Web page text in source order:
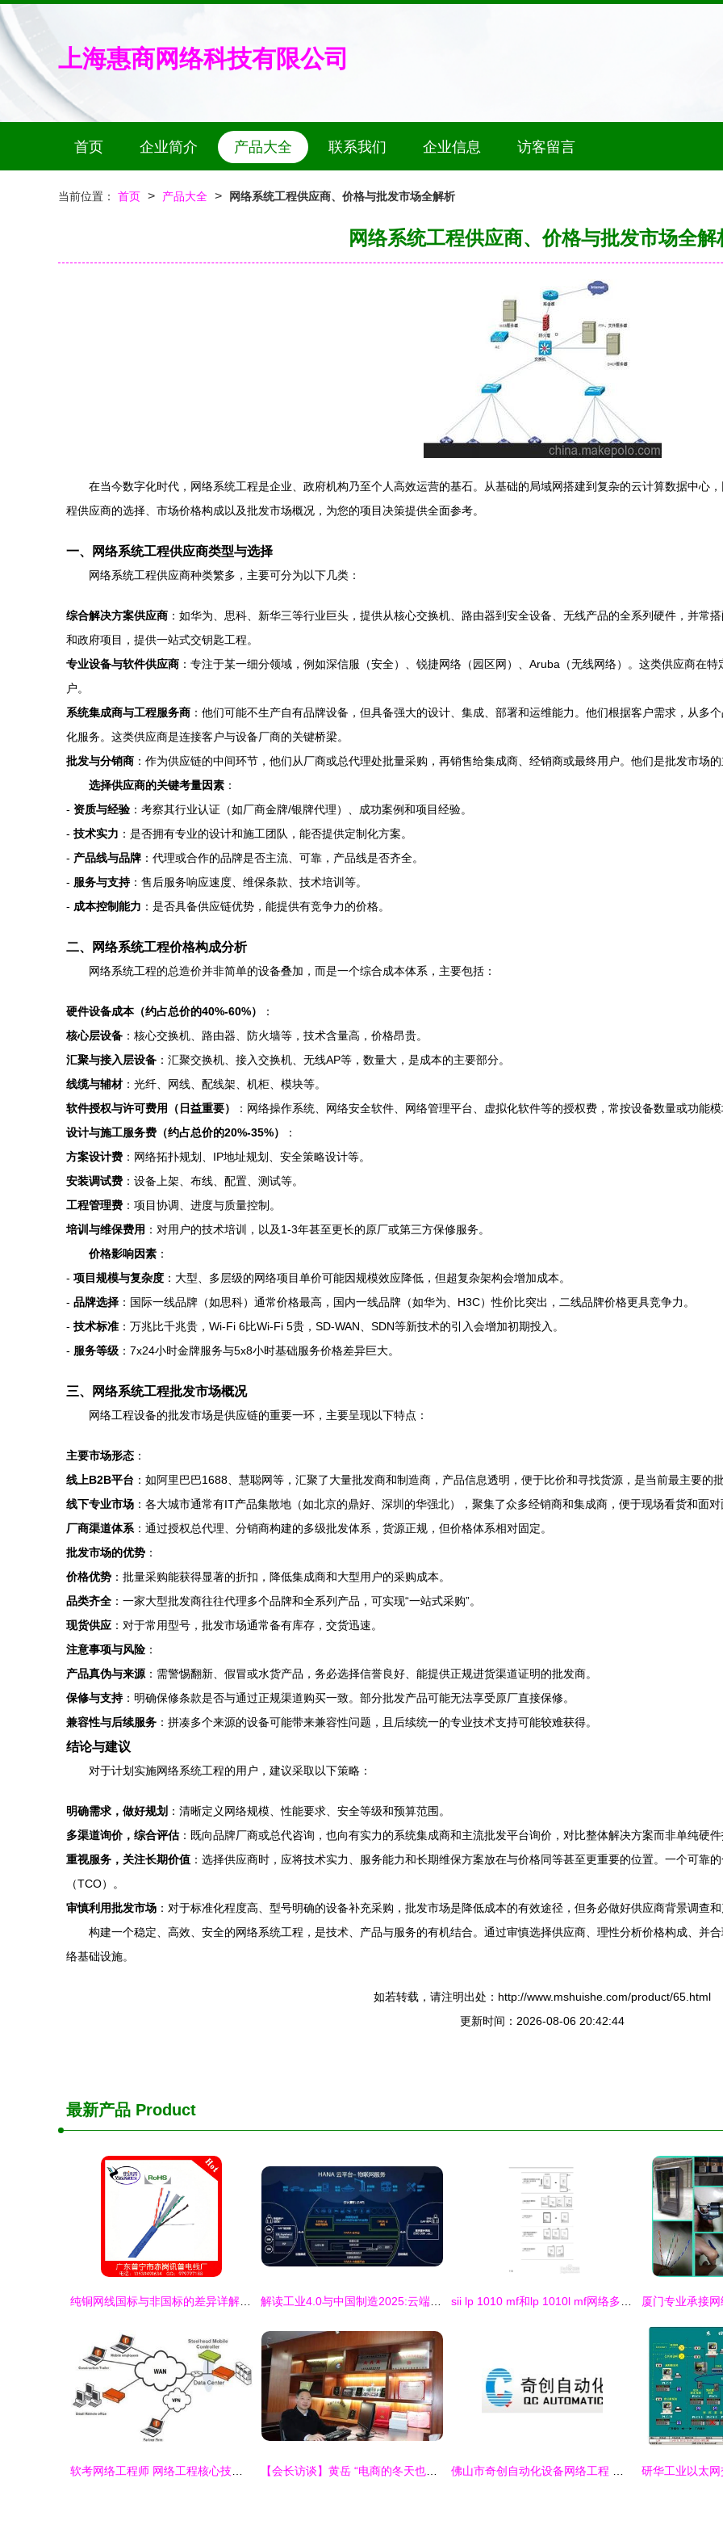
上海惠商网络科技有限公司
首页 企业简介 产品大全 联系我们 企业信息 访客留言
当前位置： 首页 > 产品大全 > 网络系统工程供应商、价格与批发市场全解析
网络系统工程供应商、价格与批发市场全解
在当今数字化时代，网络系统工程是企业、政府机构乃至个人高效运营的基石。从基础的局域网搭建到复杂的云计算数据中心
程供应商的选择、市场价格构成以及批发市场概况，为您的项目决策提供全面参考。
一、网络系统工程供应商类型与选择
网络系统工程供应商种类繁多，主要可分为以下几类：
综合解决方案供应商 ：如华为、思科、新华三等行业巨头，提供从核心交换机、路由器到安全设备、无线产品的全系列硬件，并常
和政府项目，提供一站式交钥匙工程。
专业设备与软件供应商 ：专注于某一细分领域，例如深信服（安全）、锐捷网络（园区网）、Aruba（无线网络）。这类供应商在
户。
系统集成商与工程服务商 ：他们可能不生产自有品牌设备，但具备强大的设计、集成、部署和运维能力。他们根据客户需求，从多
化服务。这类供应商是连接客户与设备厂商的关键桥梁。
批发与分销商 ：作为供应链的中间环节，他们从厂商或总代理处批量采购，再销售给集成商、经销商或最终用户。他们是批发市场
选择供应商的关键考量因素 ：
- 资质与经验 ：考察其行业认证（如厂商金牌/银牌代理）、成功案例和项目经验。
- 技术实力 ：是否拥有专业的设计和施工团队，能否提供定制化方案。
- 产品线与品牌 ：代理或合作的品牌是否主流、可靠，产品线是否齐全。
- 服务与支持：售后服务响应速度、维保条款、技术培训等。
- 成本控制能力 ：是否具备供应链优势，能提供有竞争力的价格。
二、网络系统工程价格构成分析
网络系统工程的总造价并非简单的设备叠加，而是一个综合成本体系，主要包括：
硬件设备成本（约占总价的40%-60%）
：
核心层设备 ：核心交换机、路由器、防火墙等，技术含量高，价格昂贵。
汇聚与接入层设备 ：汇聚交换机、接入交换机、无线AP等，数量大，是成本的主要部分。
线缆与辅材：光纤、网线、配线架、机柜、模块等。
软件授权与许可费用（日益重要）
：网络操作系统、网络安全软件、网络管理平台、虚拟化软件等的授权费，常按设备数量或功能
设计与施工服务费（约占总价的20%-35%）
：
方案设计费 ：网络拓扑规划、IP地址规划、安全策略设计等。
安装调试费 ：设备上架、布线、配置、测试等。
工程管理费 ：项目协调、进度与质量控制。
培训与维保费用 ：对用户的技术培训，以及1-3年甚至更长的原厂或第三方保修服务。
价格影响因素 ：
- 项目规模与复杂度 ：大型、多层级的网络项目单价可能因规模效应降低，但超复杂架构会增加成本。
- 品牌选择 ：国际一线品牌（如思科）通常价格最高，国内一线品牌（如华为、H3C）性价比突出，二线品牌价格更具竞争力。
- 技术标准 ：万兆比千兆贵，Wi-Fi 6比Wi-Fi 5贵，SD-WAN、SDN等新技术的引入会增加初期投入。
- 服务等级 ：7x24小时金牌服务与5x8小时基础服务价格差异巨大。
三、网络系统工程批发市场概况
网络工程设备的批发市场是供应链的重要一环，主要呈现以下特点：
主要市场形态 ：
线上B2B平台 ：如阿里巴巴1688、慧聪网等，汇聚了大量批发商和制造商，产品信息透明，便于比价和寻找货源，是当前最主要的
线下专业市场 ：各大城市通常有IT产品集散地（如北京的鼎好、深圳的华强北），聚集了众多经销商和集成商，便于现场看货和面
厂商渠道体系 ：通过授权总代理、分销商构建的多级批发体系，货源正规，但价格体系相对固定。
批发市场的优势 ：
价格优势 ：批量采购能获得显著的折扣，降低集成商和大型用户的采购成本。
品类齐全 ：一家大型批发商往往代理多个品牌和全系列产品，可实现“一站式采购”。
现货供应 ：对于常用型号，批发市场通常备有库存，交货迅速。
注意事项与风险 ：
产品真伪与来源 ：需警惕翻新、假冒或水货产品，务必选择信誉良好、能提供正规进货渠道证明的批发商。
保修与支持：明确保修条款是否与通过正规渠道购买一致。部分批发产品可能无法享受原厂直接保修。
兼容性与后续服务 ：拼凑多个来源的设备可能带来兼容性问题，且后续统一的专业技术支持可能较难获得。
结论与建议
对于计划实施网络系统工程的用户，建议采取以下策略：
明确需求，做好规划 ：清晰定义网络规模、性能要求、安全等级和预算范围。
多渠道询价，综合评估：既向品牌厂商或总代咨询，也向有实力的系统集成商和主流批发平台询价，对比整体解决方案而非单纯硬
重视服务，关注长期价值 ：选择供应商时，应将技术实力、服务能力和长期维保方案放在与价格同等甚至更重要的位置。一个可靠
（TCO）。
审慎利用批发市场 ：对于标准化程度高、型号明确的设备补充采购，批发市场是降低成本的有效途径，但务必做好供应商背景调查
构建一个稳定、高效、安全的网络系统工程，是技术、产品与服务的有机结合。通过审慎选择供应商、理性分析价格构成、并
络基础设施。
如若转载，请注明出处：http://www.mshuishe.com/product/65.html
更新时间：2026-08-06 20:42:44
最新产品 Product